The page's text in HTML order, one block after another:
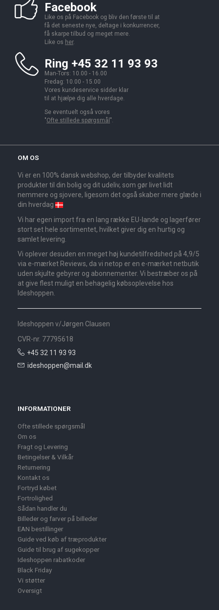
Facebook
Like os på Facebook og bliv den første til at
få det seneste nye, deltage i konkurrencer,
få skarpe tilbud og meget mere.
Like os her.
Ring +45 32 11 93 93
Man-Tors: 10.00 - 16.00
Fredag: 10.00 - 15.00
Vores kundeservice sidder klar
til at hjælpe dig alle hverdage.
Se eventuelt også vores
"Ofte stillede spørgsmål ".
OM OS
Vi er en 100% dansk webshop, der tilbyder kvalitets
produkter til din bolig og dit udeliv, som gør livet lidt
nemmere og sjovere, ligesom det også skaber mere glæde i
din hverdag
Vi har egen import fra en lang række EU-lande og lagerfører
stort set hele sortimentet, hvilket giver dig en hurtig og
samlet levering.
Vi oplever desuden en meget høj kundetilfredshed på 4,9/5
via e-mærket Reviews, da vi netop er en e-mærket netbutik
uden skjulte gebyrer og abonnementer. Vi bestræber os på
at give flest muligt en behagelig købsoplevelse hos
Ideshoppen.
Ideshoppen v/Jørgen Clausen
CVR-nr. 77795618
+45 32 11 93 93
ideshoppen@mail.dk
INFORMATIONER
Ofte stillede spørgsmål
Om os
Fragt og Levering
Betingelser & Vilkår
Returnering
Kontakt os
Fortryd købet
Fortrolighed
Sådan handler du
Billeder og farver på billeder
EAN bestillinger
Guide ved køb af træprodukter
Guide til brug af sugekopper
Ideshoppen rabatkoder
Black Friday
Vi støtter
Oversigt